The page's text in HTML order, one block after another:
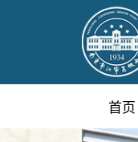
首页